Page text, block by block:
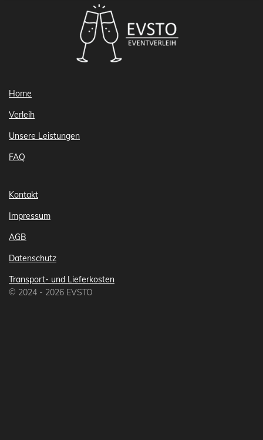
Home
Verleih
Unsere Leistungen
FAQ
Kontakt
Impressum
AGB
Datenschutz
Transport- und Lieferkosten
© 2024 - 2026 EVSTO